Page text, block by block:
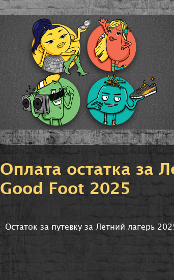
Оплата остатка за
Good Foot 2025
Остаток за путевку за Летний лагерь